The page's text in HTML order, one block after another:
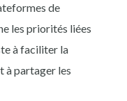
de
les priorités liées
à faciliter la
à partager les